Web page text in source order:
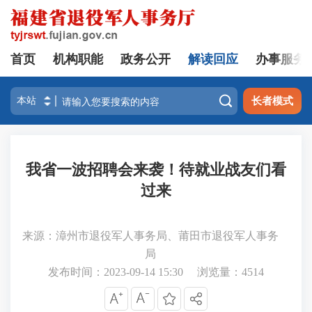
首页 机构职能 政务公开 解读回应 办事服务
 长者模式
我省一波招聘会来袭！待就业战友们看
过来
来源：漳州市退役军人事务局、莆田市退役军人事务
局
发布时间：2023-09-14 15:30
浏览量： 4514